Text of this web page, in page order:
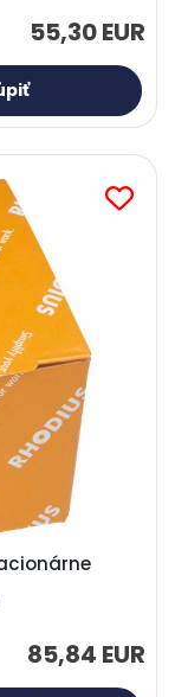
55,30 EUR
85,84 EUR